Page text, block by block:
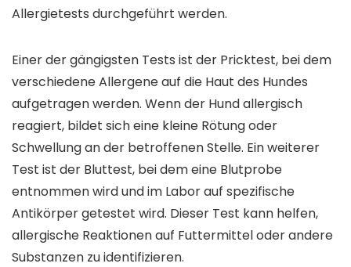
Allergietests durchgeführt werden.
Einer der gängigsten Tests ist der Pricktest, bei dem
verschiedene Allergene auf die Haut des Hundes
aufgetragen werden. Wenn der Hund allergisch
reagiert, bildet sich eine kleine Rötung oder
Schwellung an der betroffenen Stelle. Ein weiterer
Test ist der Bluttest, bei dem eine Blutprobe
entnommen wird und im Labor auf spezifische
Antikörper getestet wird. Dieser Test kann helfen,
allergische Reaktionen auf Futtermittel oder andere
Substanzen zu identifizieren.